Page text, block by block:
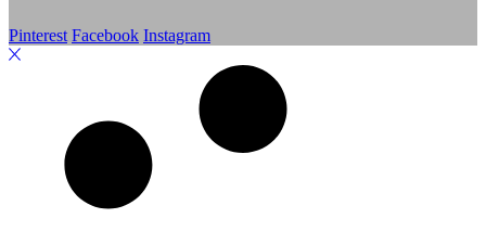
Pinterest Facebook Instagram